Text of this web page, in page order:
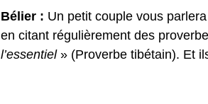
Bélier : Un petit couple vous
en citant régulièrement des
l’essentiel» (Proverbe tibétain). Et